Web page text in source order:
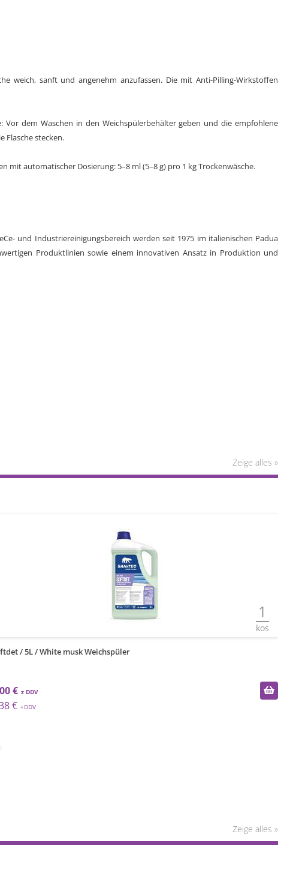
weich, sanft und angenehm anzufassen. Die mit Anti-Pilling-Wirkstoffen
Vor dem Waschen in den Weichspülerbehälter geben und die empfohlene
Flasche stecken.
mit automatischer Dosierung: 5–8 ml (5–8 g) pro 1 kg Trockenwäsche.
und Industriereinigungsbereich werden seit 1975 im italienischen Padua
Produktlinien sowie einem innovativen Ansatz in Produktion und
Zeige alles »
1
kos
/ 5L / White musk Weichspüler
€
€
Zeige alles »